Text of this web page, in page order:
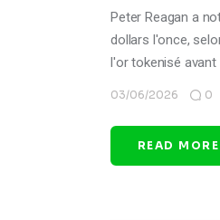
Peter Reagan a
dollars l'once,
l'or tokenisé
03/06/2026 0
READ MORE